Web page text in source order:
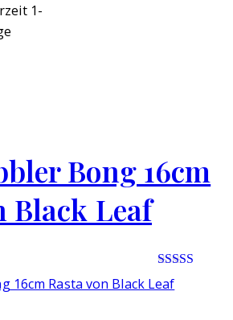
1-
Bong 16cm
Black Leaf
Rated 0 out
of 5